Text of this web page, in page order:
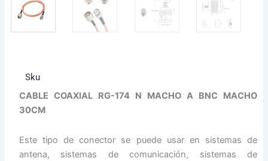
Sku
CABLE COAXIAL RG-174 N MACHO A BNC MACHO
30CM
Este tipo de conector se puede usar en sistemas de
antena, sistemas de comunicación, sistemas de